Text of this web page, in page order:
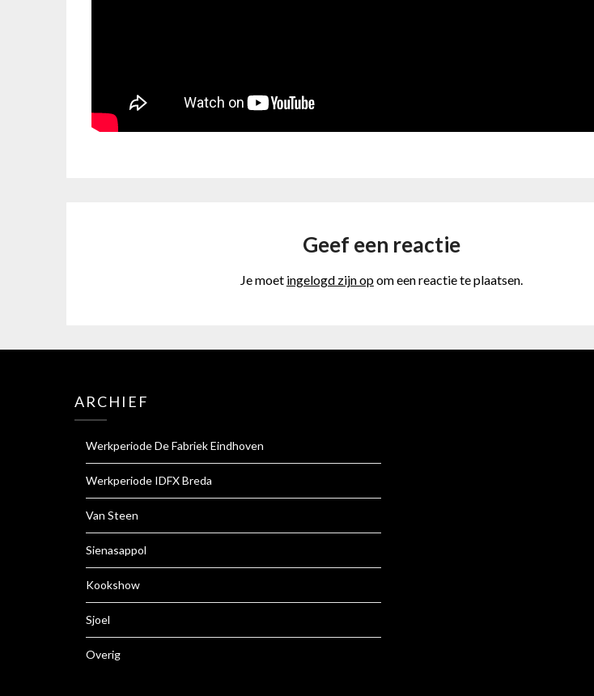
Geef een reactie
Je moet ingelogd zijn opom een reactie te plaatsen.
ARCHIEF
Werkperiode De Fabriek Eindhoven
Werkperiode IDFX Breda
Van Steen
Sienasappol
Kookshow
Sjoel
Overig